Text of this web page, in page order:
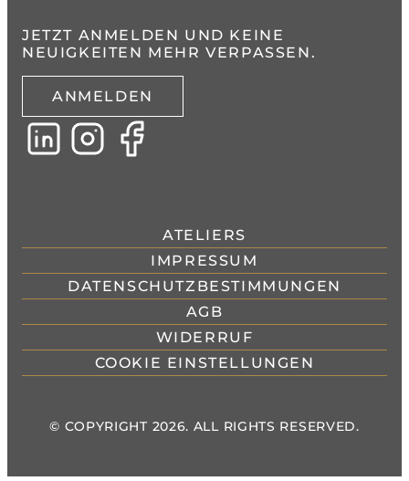
JETZT ANMELDEN UND KEINE
NEUIGKEITEN MEHR VERPASSEN.
ANMELDEN
ATELIERS
IMPRESSUM
DATENSCHUTZBESTIMMUNGEN
AGB
WIDERRUF
COOKIE EINSTELLUNGEN
© COPYRIGHT 2026. ALL RIGHTS RESERVED.